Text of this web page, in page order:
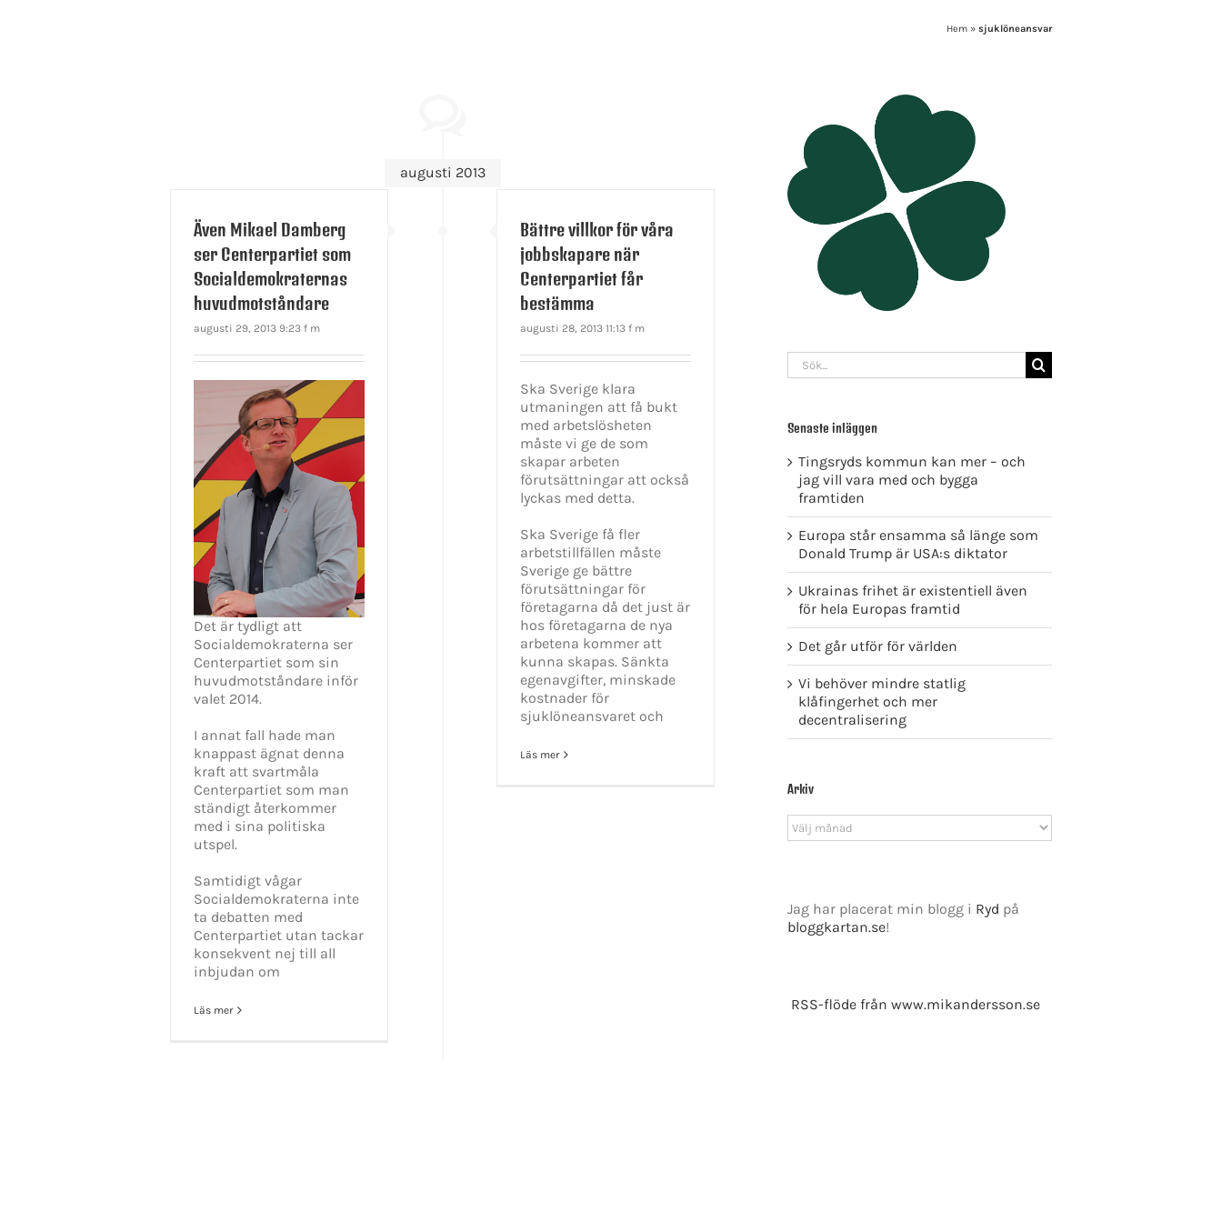
Hem » sjuklöneansvar
augusti 2013
Även Mikael Damberg
ser Centerpartiet som
Socialdemokraternas
huvudmotståndare
augusti 29, 2013 9:23 f m
Det är tydligt att
Socialdemokraterna ser
Centerpartiet som sin
huvudmotståndare inför
valet 2014.
I annat fall hade man
knappast ägnat denna
kraft att svartmåla
Centerpartiet som man
ständigt återkommer
med i sina politiska
utspel.
Samtidigt vågar
Socialdemokraterna inte
ta debatten med
Centerpartiet utan tackar
konsekvent nej till all
inbjudan om
Läs mer
Bättre villkor för våra
jobbskapare när
Centerpartiet får
bestämma
augusti 28, 2013 11:13 f m
Ska Sverige klara
utmaningen att få bukt
med arbetslösheten
måste vi ge de som
skapar arbeten
förutsättningar att också
lyckas med detta.
Ska Sverige få fler
arbetstillfällen måste
Sverige ge bättre
förutsättningar för
företagarna då det just är
hos företagarna de nya
arbetena kommer att
kunna skapas. Sänkta
egenavgifter, minskade
kostnader för
sjuklöneansvaret och
Läs mer
Sök
efter:
Senaste inläggen
Tingsryds kommun kan mer – och
jag vill vara med och bygga
framtiden
Europa står ensamma så länge som
Donald Trump är USA:s diktator
Ukrainas frihet är existentiell även
för hela Europas framtid
Det går utför för världen
Vi behöver mindre statlig
klåfingerhet och mer
decentralisering
Arkiv
Arkiv
Jag har placerat min blogg i Ryd på
bloggkartan.se!
RSS-flöde från www.mikandersson.se
KONTAKT INFO
Mikael Andersson
E-post:mikael.andersson@centerpartiet.se
Web:www.mikandersson.se